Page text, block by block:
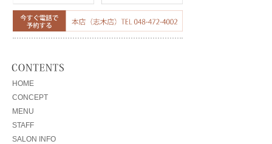
HOME
CONCEPT
MENU
STAFF
SALON INFO